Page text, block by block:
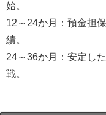
始。
12～24か月：預金担
績。
24～36か月：安定し
戦。